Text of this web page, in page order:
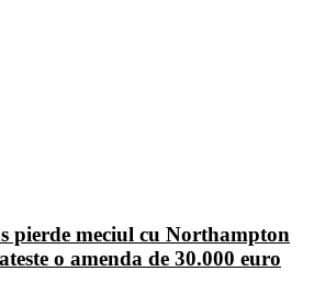
pierde meciul cu Northampton
o amenda de 30.000 euro